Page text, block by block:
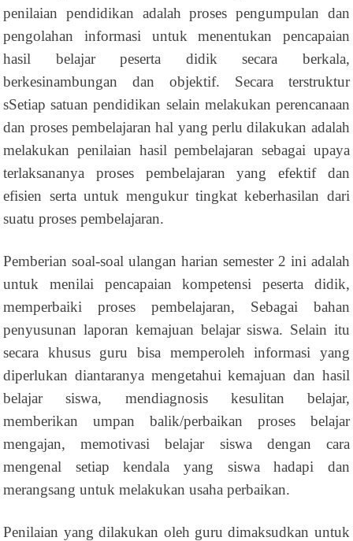
penilaian pendidikan adalah proses pengumpulan dan
pengolahan informasi untuk menentukan pencapaian
hasil belajar peserta didik secara berkala,
berkesinambungan dan objektif. Secara terstruktur
sSetiap satuan pendidikan selain melakukan perencanaan
dan proses pembelajaran hal yang perlu dilakukan adalah
melakukan penilaian hasil pembelajaran sebagai upaya
terlaksananya proses pembelajaran yang efektif dan
efisien serta untuk mengukur tingkat keberhasilan dari
suatu proses pembelajaran.
Pemberian soal-soal ulangan harian semester 2 ini adalah
untuk menilai pencapaian kompetensi peserta didik,
memperbaiki proses pembelajaran, Sebagai bahan
penyusunan laporan kemajuan belajar siswa. Selain itu
secara khusus guru bisa memperoleh informasi yang
diperlukan diantaranya mengetahui kemajuan dan hasil
belajar siswa, mendiagnosis kesulitan belajar,
memberikan umpan balik/perbaikan proses belajar
mengajan, memotivasi belajar siswa dengan cara
mengenal setiap kendala yang siswa hadapi dan
merangsang untuk melakukan usaha perbaikan.
Penilaian yang dilakukan oleh guru dimaksudkan untuk